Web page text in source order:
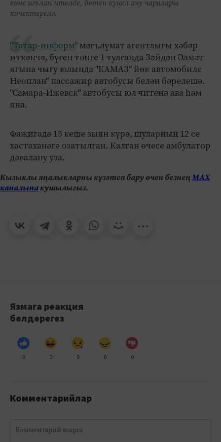
көне игълан ителде, бөтен күңел ачу чаралары
кичектерелә.
"Татар-информ" мәгълүмат агентлыгы хәбәр
иткәнчә, бүген төнге 1 тулганда Зәйдән Әлмәт
ягына чыгу юлында "КАМАЗ" йөк автомобиле
Неоплан" пассажир автобусы белән бәрелешә.
"Самара-Ижевск" автобусы юл читенә ава һәм
яна.
Фаҗигадә 15 кеше зыян күрә, шуларның 12 се
хастаханәгә озатылган. Калган өчесе амбулатор
дәвалану уза.
Кызыклы яңалыкларны күзәтеп бару өчен безнеңМАХ
каналынакушылыгыз.
Язмага реакция
белдерегез
0 0 0 0 0
Комментарийлар